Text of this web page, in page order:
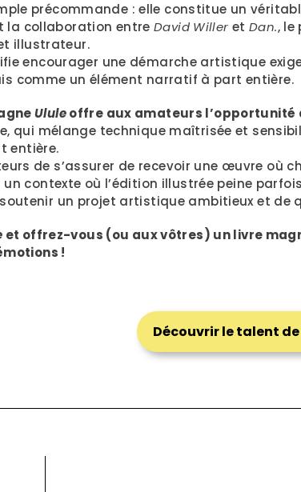
précommande : elle constitue un
la collaboration entre David Willer et Dan., le
illustrateur.
encourager une démarche artistique
comme un élément narratif à part entière.
Ululeoffre aux amateurs l’opportunité
qui mélange technique maîtrisée et
entière.
de s’assurer de recevoir une œuvre où
contexte où l’édition illustrée peine
un projet artistique ambitieux et de
et offrez-vous (ou aux vôtres) un livre
!
Découvrir le talent de